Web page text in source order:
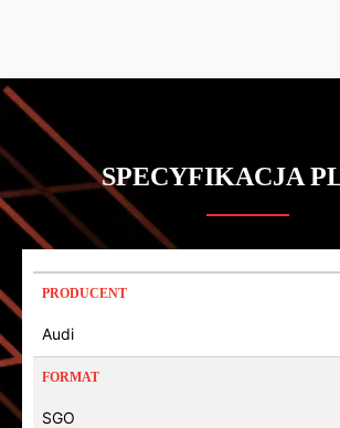
SPECYFIKACJA
PRODUCENT
Audi
FORMAT
SGO